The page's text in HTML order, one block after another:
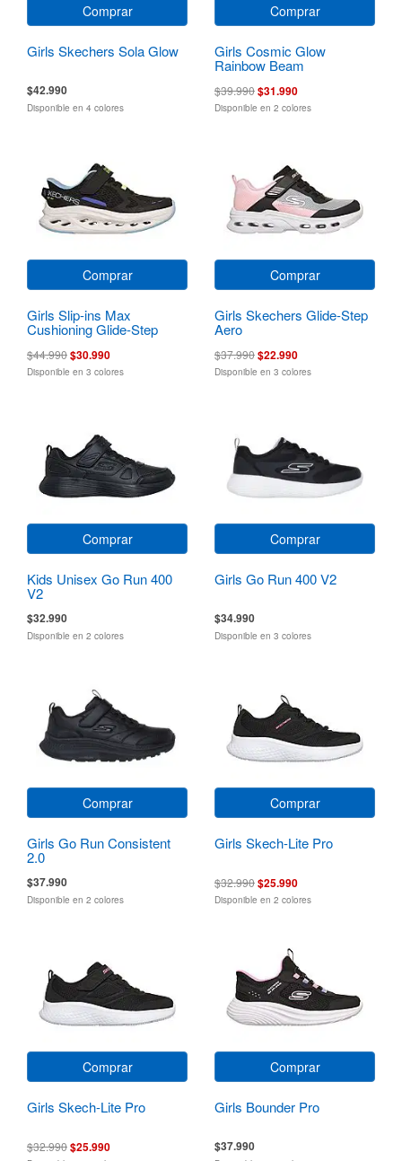
Comprar
Girls Skechers Sola Glow
$42.990
Disponible en 4 colores
Comprar
Girls Cosmic Glow
Rainbow Beam
$39.990$31.990
Disponible en 2 colores
Comprar
Girls Slip-ins Max
Cushioning Glide-Step
$44.990$30.990
Disponible en 3 colores
Comprar
Girls Skechers Glide-Step
Aero
$37.990$22.990
Disponible en 3 colores
Comprar
Kids Unisex Go Run 400
V2
$32.990
Disponible en 2 colores
Comprar
Girls Go Run 400 V2
$34.990
Disponible en 3 colores
Comprar
Girls Go Run Consistent
2.0
$37.990
Disponible en 2 colores
Comprar
Girls Skech-Lite Pro
$32.990$25.990
Disponible en 2 colores
Comprar
Girls Skech-Lite Pro
$32.990$25.990
Comprar
Girls Bounder Pro
$37.990